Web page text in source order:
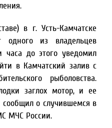
в г. Усть-Камчатске
из владельцев
часа до этого уведомил
в Камчатский залив с
рыболовства.
заглох мотор, и ее
сообщил о случившемся в
МЧС России.